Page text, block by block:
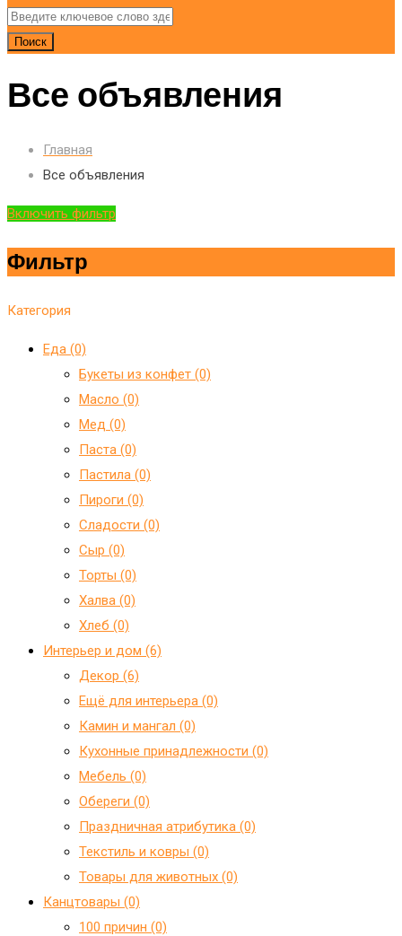
Поиск
Все объявления
Главная
Все объявления
Включить фильтр
Фильтр
Категория
Еда (0)
Букеты из конфет (0)
Масло (0)
Мед (0)
Паста (0)
Пастила (0)
Пироги (0)
Сладости (0)
Сыр (0)
Торты (0)
Халва (0)
Хлеб (0)
Интерьер и дом (6)
Декор (6)
Ещё для интерьера (0)
Камин и мангал (0)
Кухонные принадлежности (0)
Мебель (0)
Обереги (0)
Праздничная атрибутика (0)
Текстиль и ковры (0)
Товары для животных (0)
Канцтовары (0)
100 причин (0)